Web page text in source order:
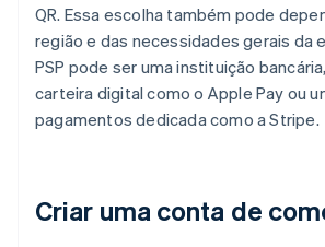
QR. Essa escolha também pode
região e das necessidades gerais da
PSP pode ser uma instituição
carteira digital como o Apple Pay ou
pagamentos dedicada como a Stripe.
Criar uma conta de